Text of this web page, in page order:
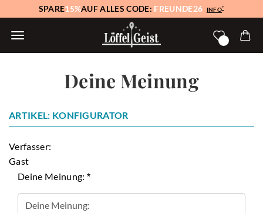
SPARE15%AUF ALLES CODE: FREUNDE26 INFO*
Deine Meinung
ARTIKEL: KONFIGURATOR
Verfasser:
Gast
Deine Meinung: